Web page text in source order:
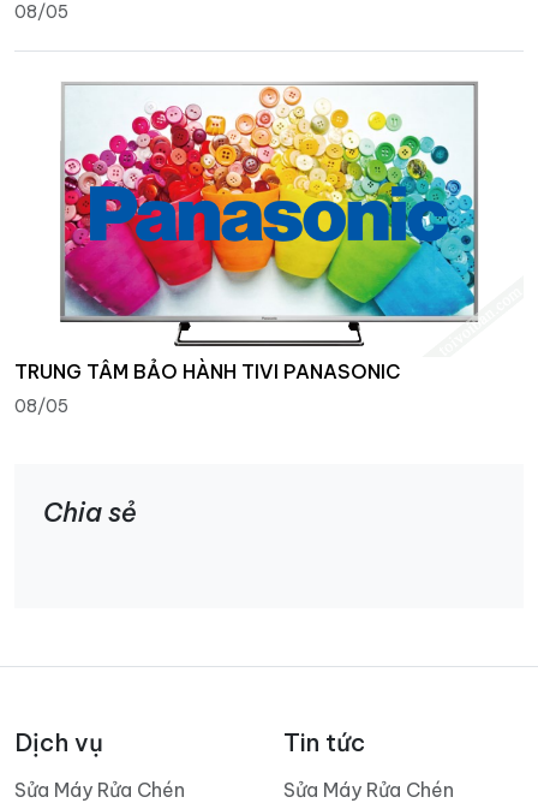
08/05
TRUNG TÂM BẢO HÀNH TIVI PANASONIC
08/05
Chia sẻ
Dịch vụ
Sửa Máy Rửa Chén
Tin tức
Sửa Máy Rửa Chén